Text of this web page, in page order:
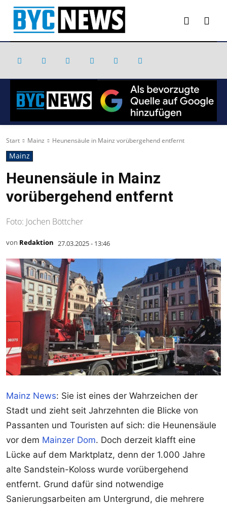
Start Mainz Heunensäule in Mainz vorübergehend entfernt
Mainz
Heunensäule in Mainz
vorübergehend entfernt
Foto: Jochen Böttcher
von Redaktion 27.03.2025 - 13:46
Mainz News: Sie ist eines der Wahrzeichen der
Stadt und zieht seit Jahrzehnten die Blicke von
Passanten und Touristen auf sich: die Heunensäule
vor dem Mainzer Dom. Doch derzeit klafft eine
Lücke auf dem Marktplatz, denn der 1.000 Jahre
alte Sandstein-Koloss wurde vorübergehend
entfernt. Grund dafür sind notwendige
Sanierungsarbeiten am Untergrund, die mehrere